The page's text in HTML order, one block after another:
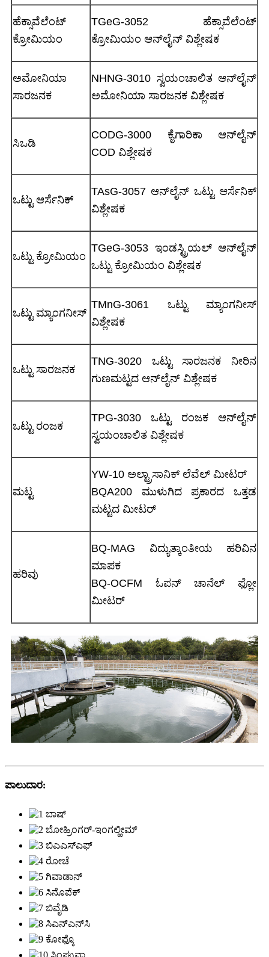
ಹೆಕ್ಸಾವೆಲೆಂಟ್
ಕ್ರೋಮಿಯಂ
TGeG-3052 ಹೆಕ್ಸಾವೆಲೆಂಟ್
ಕ್ರೋಮಿಯಂ ಆನ್‌ಲೈನ್ ವಿಶ್ಲೇಷಕ
ಅಮೋನಿಯಾ
ಸಾರಜನಕ
NHNG-3010 ಸ್ವಯಂಚಾಲಿತ ಆನ್‌ಲೈನ್
ಅಮೋನಿಯಾ ಸಾರಜನಕ ವಿಶ್ಲೇಷಕ
ಸಿಒಡಿ
CODG-3000 ಕೈಗಾರಿಕಾ ಆನ್‌ಲೈನ್
COD ವಿಶ್ಲೇಷಕ
ಒಟ್ಟು ಆರ್ಸೆನಿಕ್
TAsG-3057 ಆನ್‌ಲೈನ್ ಒಟ್ಟು ಆರ್ಸೆನಿಕ್
ವಿಶ್ಲೇಷಕ
ಒಟ್ಟು ಕ್ರೋಮಿಯಂ
TGeG-3053 ಇಂಡಸ್ಟ್ರಿಯಲ್ ಆನ್‌ಲೈನ್
ಒಟ್ಟು ಕ್ರೋಮಿಯಂ ವಿಶ್ಲೇಷಕ
ಒಟ್ಟು ಮ್ಯಾಂಗನೀಸ್
TMnG-3061 ಒಟ್ಟು ಮ್ಯಾಂಗನೀಸ್
ವಿಶ್ಲೇಷಕ
ಒಟ್ಟು ಸಾರಜನಕ
TNG-3020 ಒಟ್ಟು ಸಾರಜನಕ ನೀರಿನ
ಗುಣಮಟ್ಟದ ಆನ್‌ಲೈನ್ ವಿಶ್ಲೇಷಕ
ಒಟ್ಟು ರಂಜಕ
TPG-3030 ಒಟ್ಟು ರಂಜಕ ಆನ್‌ಲೈನ್
ಸ್ವಯಂಚಾಲಿತ ವಿಶ್ಲೇಷಕ
ಮಟ್ಟ
YW-10 ಅಲ್ಟ್ರಾಸಾನಿಕ್ ಲೆವೆಲ್ ಮೀಟರ್
BQA200 ಮುಳುಗಿದ ಪ್ರಕಾರದ ಒತ್ತಡ
ಮಟ್ಟದ ಮೀಟರ್
ಹರಿವು
BQ-MAG ವಿದ್ಯುತ್ಕಾಂತೀಯ ಹರಿವಿನ
ಮಾಪಕ
BQ-OCFM ಓಪನ್ ಚಾನೆಲ್ ಫ್ಲೋ
ಮೀಟರ್
ಪಾಲುದಾರ: